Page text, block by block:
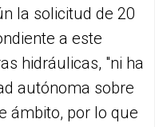
la solicitud de 20
a este
hidráulicas, "ni ha
autónoma sobre
ámbito, por lo que